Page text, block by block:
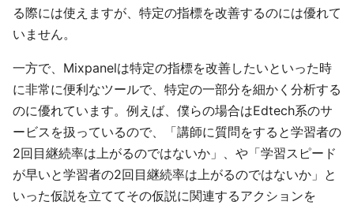
る際には使えますが、特定の指標を改善するのには優れて
いません。
一方で、Mixpanelは特定の指標を改善したいといった時
に非常に便利なツールで、特定の一部分を細かく分析する
のに優れています。例えば、僕らの場合はEdtech系のサ
ービスを扱っているので、「講師に質問をすると学習者の
2回目継続率は上がるのではないか」、や「学習スピード
が早いと学習者の2回目継続率は上がるのではないか」と
いった仮説を立ててその仮説に関連するアクションを